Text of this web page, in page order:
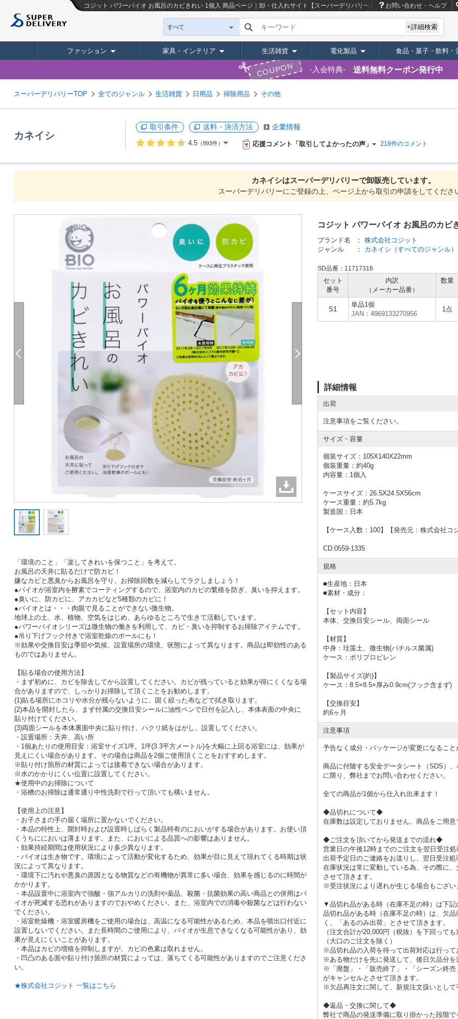
コジット パワーバイオ お風呂のカビきれい 1個入 商品ページ｜卸・仕入れサイト【スーパーデリバリー】 お問い合わせ・ヘルプ
すべて キーワード +詳細検索
ファッション 家具・インテリア 生活雑貨 電化製品 食品・菓子・飲料・
COUPON 入会特典 送料無料クーポン発行中
スーパーデリバリーTOP 全てのジャンル 生活雑貨 日用品 掃除用品 その他
カネイシ
取引条件 送料・決済方法 企業情報
4.5 （893件） 応援コメント「取引してよかったの声」 218件のコメント
カネイシはスーパーデリバリーで卸販売しています。
スーパーデリバリーにご登録の上、ページ上から取引の申請をしてくださ
「環境のこと」「楽してきれいを保つこと」を考えて。
お風呂の天井に貼るだけで防カビ！
嫌なカビと悪臭からお風呂を守り、お掃除回数を減らしてラクしましょう！
●バイオが浴室内を酵素でコーティングするので、浴室内のカビの繁殖を防ぎ、臭いを抑えます。
●臭いに、防カビに、アカカビなど5種類のカビに！
●バイオとは・・・肉眼で見ることができない微生物。
地球上の土、水、植物、空気をはじめ、あらゆるところで生きて活動しています。
●パワーバイオシリーズは微生物の働きを利用して、カビ・臭いを抑制するお掃除アイテムです。
●吊り下げフック付きで浴室乾燥のポールにも！
※効果や交換目安は季節や気候、設置場所の環境、状態によって異なります。商品は即効性のある
ものではありません。
【貼る場合の使用方法】
・まず初めに、カビを除去してから設置してください。カビが残っていると効果が得にくくなる場
合がありますので、しっかりお掃除して頂くことをお勧めします。
(1)貼る場所にホコリや水分が残らないように、固く絞った布などで拭き取ります。
(2)本品を開封したら、まず付属の交換目安シールに油性ペンで日付を記入し、本体表面の中央に
貼り付けてください。
(3)両面シールを本体裏面中央に貼り付け、ハクリ紙をはがし、設置してください。
・設置場所：天井、高い所
・1個あたりの使用目安：浴室サイズ1坪。1坪(3.3平方メートル)を大幅に上回る浴室には、効果が
見えにくい場合があります。その場合は商品を2個ご使用頂くことをおすすめします。
※貼り付け箇所の材質によっては接着できない場合があります。
※水のかかりにくい位置に設置してください。
★使用中のお掃除について
・浴槽のお掃除は通常通り中性洗剤で行って頂いても構いません。
【使用上の注意】
・お子さまの手の届く場所に置かないでください。
・本品の特性上、開封時および設置時しばらく製品特有のにおいがする場合があります。お使い頂
くうちににおいは薄まります。また、においによる品質への影響はありません。
・効果持続期間は使用状況により多少異なります。
・バイオは生き物です。環境によって活動が変化するため、効果が目に見えて現れてくる時期は状
況によって異なります。
・環境下に汚れや悪臭の原因となる物質などの有機物が異常に多い場合、効果を感じるのに時間が
かかります。
・本品設置中に浴室内で強酸・強アルカリの洗剤や薬品、殺菌・抗菌効果の高い商品との併用はバ
イオが死滅する恐れがありますのでおやめください。また、浴室内での消毒や殺菌などは行わない
でください。
・浴室乾燥機・浴室暖房機をご使用の場合は、高温になる可能性があるため、本品を噴出口付近に
設置しないでください。また長時間のご使用により、バイオが生息できなくなる可能性があり、効
果が見えにくいことがあります。
・本品はカビの増殖を抑制しますが、カビの色素は取れません。
・凹凸のある面や貼り付け箇所の材質によっては、落ちてくる可能性がありますのでご注意くださ
い。
★株式会社コジット 一覧はこちら
コジット パワーバイオ お風呂のカビ
ブランド名 ： 株式会社コジット
ジャンル
： カネイシ（すべてのジャンル）
SD品番：11717316
セット
番号
内訳
（メーカー品番）
数量
S1
単品1個
JAN：4969133270956
1点
詳細情報
出荷
注意事項をご覧ください。
サイズ・容量
個装サイズ：105X140X22mm
個装重量：約40g
内容量：1個入
ケースサイズ：26.5X24.5X56cm
ケース重量：約5.7kg
製造国：日本
【ケース入数：100】【発売元：株式会社コ
CD:0559-1335
規格
■生産地：日本
■素材・成分：
【セット内容】
本体、交換目安シール、両面シール
【材質】
中身：珪藻土、微生物(バチルス菌属)
ケース：ポリプロピレン
【製品サイズ(約)】
ケース：8.5×8.5×厚み0.9cm(フック含まず)
【交換目安】
約6ヶ月
注意事項
予告なく成分・パッケージが変更になるこ
商品に付随する安全データシート（SDS）
に限り、弊社までお問い合わせください。
全ての商品が1個から仕入れ出来ます！
◆品切れについて◆
在庫数は設定しておりません。商品をご用
◆ご注文を頂いてから発送までの流れ◆
営業日の午後12時までのご注文を翌日受注
出荷予定日のご連絡をお送りし、翌日受注
在庫状況は常に変動している為、その際に
させて頂きます。
※受注状況により遅れが生じる場合もござ
▼品切れ品がある時（在庫不足の時）は下記
品切れ品がある時（在庫不足の時）は、欠
く、「あるのみ出荷」とさせて頂きます。
（注文合計が20,000円（税抜）を下回って
（大口のご注文を除く）
※品切れ品の入荷を待って出荷対応は行っ
※ある物だけを先に発送して、後日欠品分
※「廃盤」・「販売終了」・「シーズン終
がキャンセルとさせて頂きます。
※欠品再注文に関して、新規注文扱いとし
◆返品・交換に関して◆
弊社で商品の発送準備に取り掛かった段階